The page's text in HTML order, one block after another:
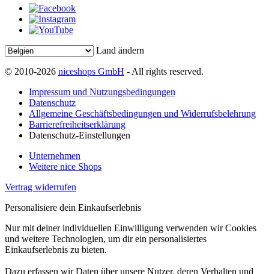
Land ändern
© 2010-2026 niceshops GmbH - All rights reserved.
Impressum und Nutzungsbedingungen
Datenschutz
Allgemeine Geschäftsbedingungen und Widerrufsbelehrung
Barrierefreiheitserklärung
Datenschutz-Einstellungen
Unternehmen
Weitere nice Shops
Vertrag widerrufen
Personalisiere dein Einkaufserlebnis
Nur mit deiner individuellen Einwilligung verwenden wir Cookies
und weitere Technologien, um dir ein personalisiertes
Einkaufserlebnis zu bieten.
Dazu erfassen wir Daten über unsere Nutzer, deren Verhalten und